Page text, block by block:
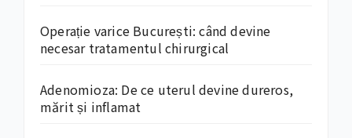
Operație varice București: când devine
necesar tratamentul chirurgical
Adenomioza: De ce uterul devine dureros,
mărit și inflamat